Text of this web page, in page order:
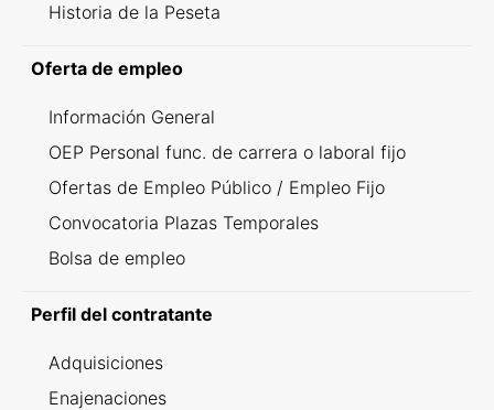
Historia de la Peseta
Oferta de empleo
Información General
OEP Personal func. de carrera o laboral fijo
Ofertas de Empleo Público / Empleo Fijo
Convocatoria Plazas Temporales
Bolsa de empleo
Perfil del contratante
Adquisiciones
Enajenaciones